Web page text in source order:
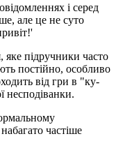
і серед
але це не суто
яке підручники часто
постійно, особливо
від гри в "ку-
несподіванки.
частіше